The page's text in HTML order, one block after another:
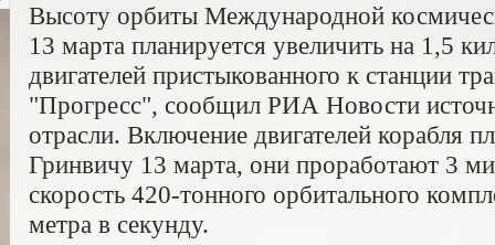
Высоту орбиты Международной
13 марта планируется увеличить на 1,5
двигателей пристыкованного к станции
"Прогресс", сообщил РИА Новости
отрасли. Включение двигателей корабля
Гринвичу 13 марта, они проработают 3
скорость 420-тонного орбитального
метра в секунду.